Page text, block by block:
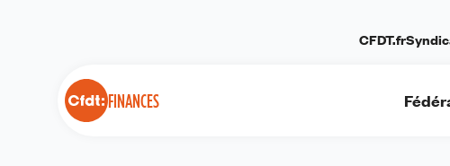
FINANCES
CFDT.fr